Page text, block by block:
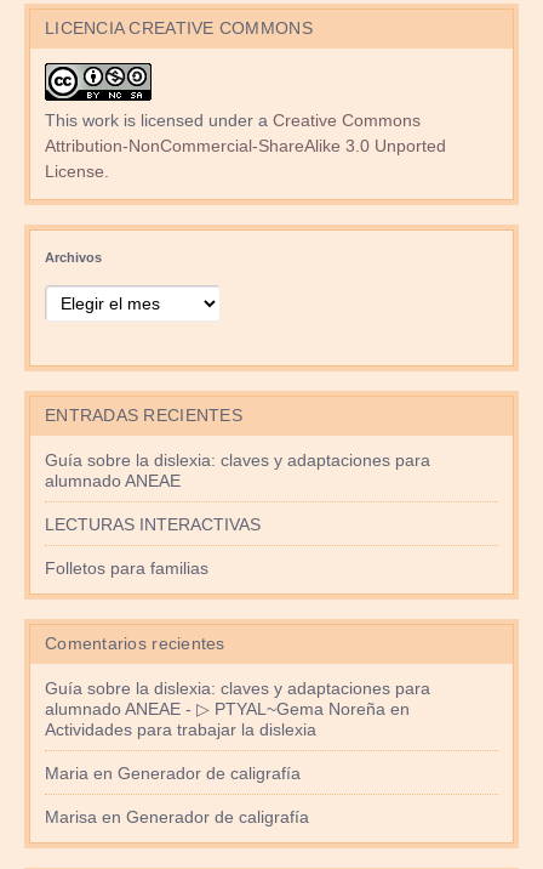
LICENCIA CREATIVE COMMONS
This work is licensed under a Creative Commons
Attribution-NonCommercial-ShareAlike 3.0 Unported
License.
Archivos
ENTRADAS RECIENTES
Guía sobre la dislexia: claves y adaptaciones para
alumnado ANEAE
LECTURAS INTERACTIVAS
Folletos para familias
Comentarios recientes
Guía sobre la dislexia: claves y adaptaciones para
alumnado ANEAE - ▷ PTYAL~Gema Noreña en
Actividades para trabajar la dislexia
Maria en Generador de caligrafía
Marisa en Generador de caligrafía